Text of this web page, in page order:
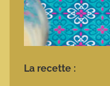
La recette :